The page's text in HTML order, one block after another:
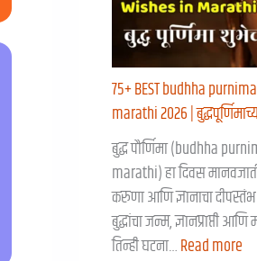
75+ BEST budhha
marathi 2026 |
बुद्ध पौर्णिमा (budhha
marathi) हा दिवस
करुणा आणि ज्ञानाचा
बुद्धांचा जन्म, ज्ञानप्राप्ती आणि
तिन्ही घटना…Read more